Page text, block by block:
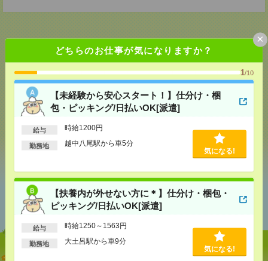
どちらのお仕事が気になりますか？
1/10
【未経験から安心スタート！】仕分け・梱
包・ピッキング/日払いOK[派遣]
給与 時給1200円
勤務地
越中八尾駅から車5分
気になる!
【扶養内が外せない方に＊】仕分け・梱包・
ピッキング/日払いOK[派遣]
給与 時給1250～1563円
勤務地
大土呂駅から車9分
気になる!
×
応募ページへ
気になる！
シェア ツイート ブックマーク
あなたの閲覧履歴からの
おすすめ
【未経験から安心スタート！】仕分け・梱包・ピッ